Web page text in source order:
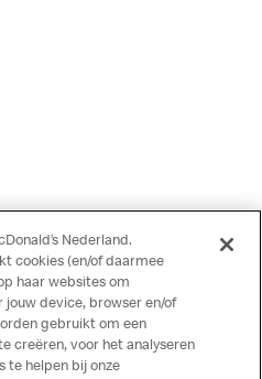
Nederland.
cookies (en/of daarmee
haar websites om
device, browser en/of
gebruikt om een
creëren, voor het analyseren
te helpen bij onze